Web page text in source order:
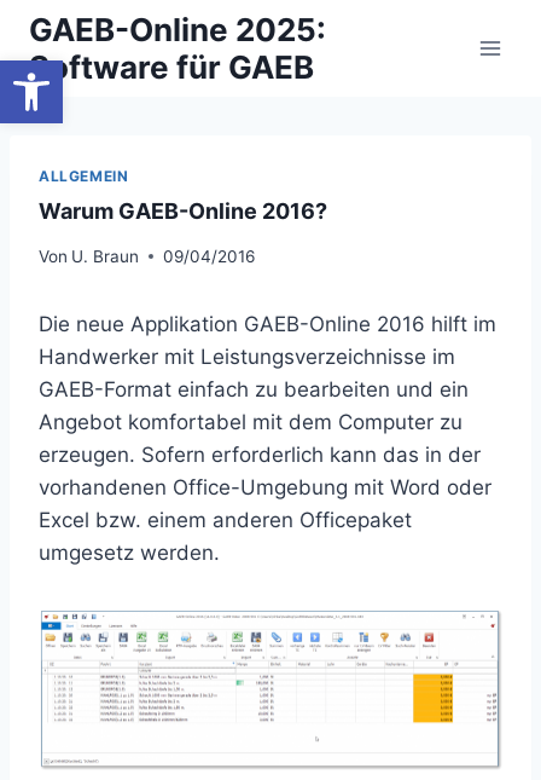
Werkzeugleiste öffnen
Zum
Inhalt
springen
GAEB-Online 2025:
Software für GAEB
ALLGEMEIN
Warum GAEB-Online 2016?
Von U. Braun 09/04/2016
Die neue Applikation GAEB-Online 2016 hilft im
Handwerker mit Leistungsverzeichnisse im
GAEB-Format einfach zu bearbeiten und ein
Angebot komfortabel mit dem Computer zu
erzeugen. Sofern erforderlich kann das in der
vorhandenen Office-Umgebung mit Word oder
Excel bzw. einem anderen Officepaket
umgesetz werden.